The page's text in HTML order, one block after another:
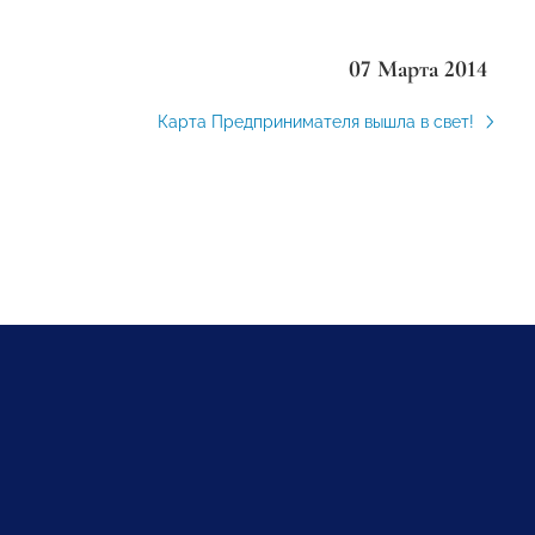
07 Марта 2014
Карта Предпринимателя вышла в свет!